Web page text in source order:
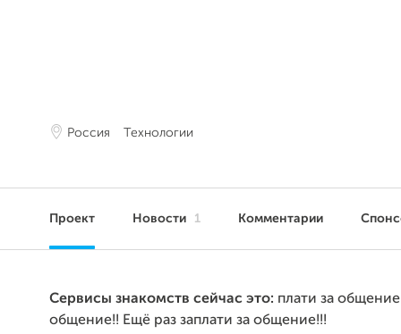
Россия Технологии
Проект Новости 1 Комментарии
Сервисы знакомств сейчас это: плати за
общение!! Ещё раз заплати за общение!!!